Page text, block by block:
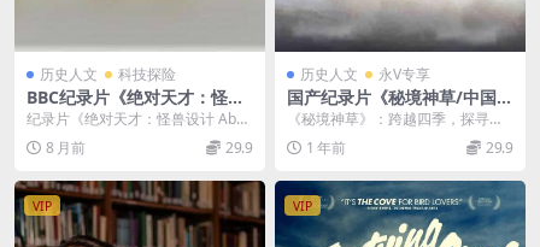
历史人文 科技探险
BBC纪录片《绝对天才：怪兽
设计 Absolute Genius Mons
ter Builds 2017》全8集 英语
中英双字 720P/MKV/4.71G
纪录片《绝对天才：怪兽设计 Abso
lute Genius Monster Bu...
8 月前 29.9
历史人文 永V专享
国产纪录片《秘境神草/中国中
医药 2023》第1-4季全28集
国语中字 4K超清收藏版/2160
P/MP4/57.3G
《秘境神草》：跨越四季，探寻本
草秘境 《秘境神草》是一部由国家
中医药管理局指导，...
1 年前 29.9
VIP VIP